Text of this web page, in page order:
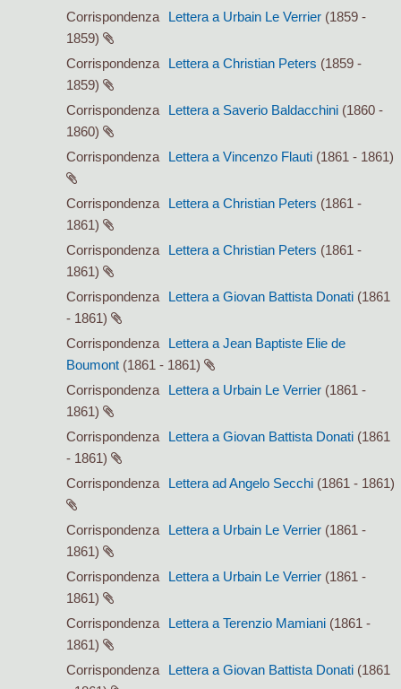
Corrispondenza
Lettera a Urbain Le Verrier (1859 -
1859)
Corrispondenza
Lettera a Christian Peters (1859 -
1859)
Corrispondenza
Lettera a Saverio Baldacchini (1860 -
1860)
Corrispondenza
Lettera a Vincenzo Flauti (1861 - 1861)
Corrispondenza Lettera a Christian Peters (1861 -
1861)
Corrispondenza
Lettera a Christian Peters (1861 -
1861)
Corrispondenza
Lettera a Giovan Battista Donati (1861
- 1861)
Corrispondenza
Lettera a Jean Baptiste Elie de
Boumont (1861 - 1861)
Corrispondenza
Lettera a Urbain Le Verrier (1861 -
1861)
Corrispondenza
Lettera a Giovan Battista Donati (1861
- 1861)
Corrispondenza
Lettera ad Angelo Secchi (1861 - 1861)
Corrispondenza Lettera a Urbain Le Verrier (1861 -
1861)
Corrispondenza
Lettera a Urbain Le Verrier (1861 -
1861)
Corrispondenza
Lettera a Terenzio Mamiani (1861 -
1861)
Corrispondenza
Lettera a Giovan Battista Donati (1861